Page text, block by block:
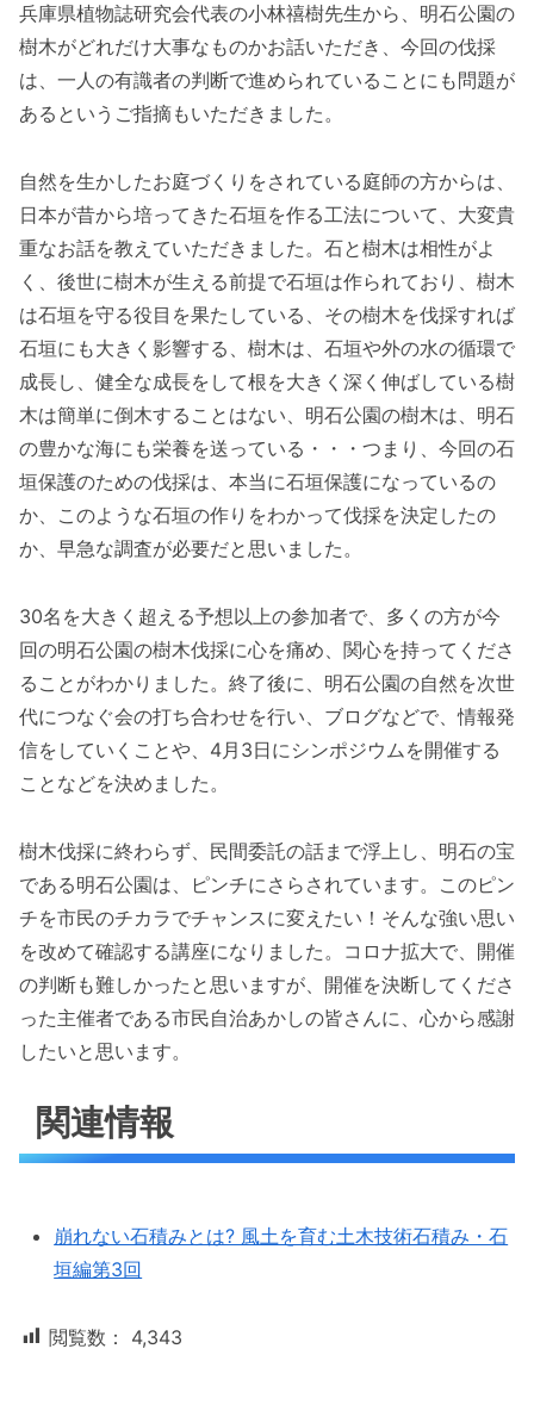
兵庫県植物誌研究会代表の小林禧樹先生から、明石公園の
樹木がどれだけ大事なものかお話いただき、今回の伐採
は、一人の有識者の判断で進められていることにも問題が
あるというご指摘もいただきました。
自然を生かしたお庭づくりをされている庭師の方からは、
日本が昔から培ってきた石垣を作る工法について、大変貴
重なお話を教えていただきました。石と樹木は相性がよ
く、後世に樹木が生える前提で石垣は作られており、樹木
は石垣を守る役目を果たしている、その樹木を伐採すれば
石垣にも大きく影響する、樹木は、石垣や外の水の循環で
成長し、健全な成長をして根を大きく深く伸ばしている樹
木は簡単に倒木することはない、明石公園の樹木は、明石
の豊かな海にも栄養を送っている・・・つまり、今回の石
垣保護のための伐採は、本当に石垣保護になっているの
か、このような石垣の作りをわかって伐採を決定したの
か、早急な調査が必要だと思いました。
30名を大きく超える予想以上の参加者で、多くの方が今
回の明石公園の樹木伐採に心を痛め、関心を持ってくださ
ることがわかりました。終了後に、明石公園の自然を次世
代につなぐ会の打ち合わせを行い、ブログなどで、情報発
信をしていくことや、4月3日にシンポジウムを開催する
ことなどを決めました。
樹木伐採に終わらず、民間委託の話まで浮上し、明石の宝
である明石公園は、ピンチにさらされています。このピン
チを市民のチカラでチャンスに変えたい！そんな強い思い
を改めて確認する講座になりました。コロナ拡大で、開催
の判断も難しかったと思いますが、開催を決断してくださ
った主催者である市民自治あかしの皆さんに、心から感謝
したいと思います。
関連情報
崩れない石積みとは? 風土を育む土木技術石積み・石
垣編第3回
閲覧数： 4,343